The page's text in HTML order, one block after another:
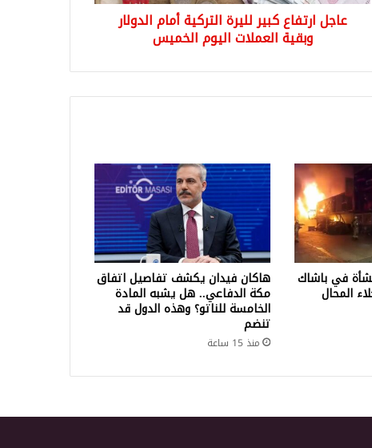
عاجل ارتفاع كبير لليرة التركية أمام الدولار
وبقية العملات اليوم الخميس
في باشاك
المحال
هاكان فيدان يكشف تفاصيل اتفاق
مكة الدفاعي.. هل يشبه المادة
الخامسة للناتو؟ وهذه الدول قد
تنضم
منذ 15 ساعة